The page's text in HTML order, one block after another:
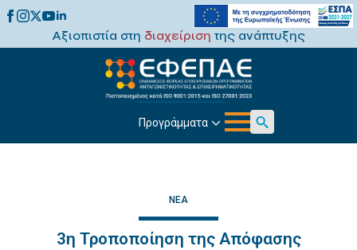
Αξιοπιστία στη διαχείριση της ανάπτυξης
Προγράμματα
Search
ΝΈΑ
3η Τροποποίηση της Απόφασης